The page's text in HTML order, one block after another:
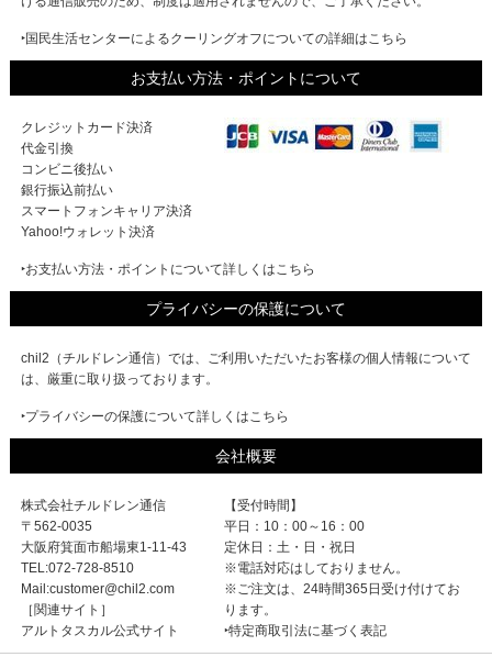
‣国民生活センターによるクーリングオフについての詳細はこちら
お支払い方法・ポイントについて
クレジットカード決済
代金引換
コンビニ後払い
銀行振込前払い
スマートフォンキャリア決済
Yahoo!ウォレット決済
‣お支払い方法・ポイントについて詳しくはこちら
プライバシーの保護について
chil2（チルドレン通信）では、ご利用いただいたお客様の個人情報について
は、厳重に取り扱っております。
‣プライバシーの保護について詳しくはこちら
会社概要
株式会社チルドレン通信
〒562-0035
大阪府箕面市船場東1-11-43
TEL:072-728-8510
Mail:customer@chil2.com
［関連サイト］
アルトタスカル公式サイト
【受付時間】
平日：10：00～16：00
定休日：土・日・祝日
※電話対応はしておりません。
※ご注文は、24時間365日受け付けてお
ります。
‣特定商取引法に基づく表記